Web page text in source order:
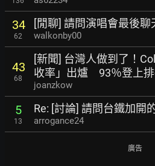
34
62
[閒聊] 請問演唱會最後聊
walkonby00
43
68
[新聞] 台灣人做到了！
收率」出爐 93％登上
joanzkow
5
13
Re: [討論] 請問台鐵加開
arrogance24
廣告